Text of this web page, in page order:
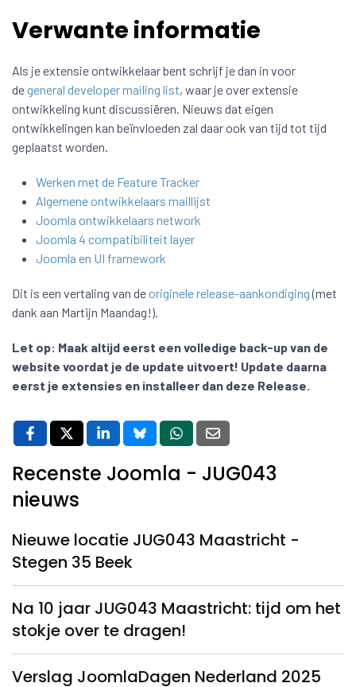
Verwante informatie
Als je extensie ontwikkelaar bent schrijf je dan in voor
degeneral developer mailing list, waar je over extensie
ontwikkeling kunt discussiëren. Nieuws dat eigen
ontwikkelingen kan beïnvloeden zal daar ook van tijd tot tijd
geplaatst worden.
Werken met de Feature Tracker
Algemene ontwikkelaars maillijst
Joomla ontwikkelaars network
Joomla 4 compatibiliteit layer
Joomla en UI framework
Dit is een vertaling van deoriginele release-aankondiging(met
dank aan Martijn Maandag!).
Let op: Maak altijd eerst een volledige back-up van de
website voordat je de update uitvoert! Update daarna
eerst je extensies en installeer dan deze Release.
Recenste Joomla - JUG043
nieuws
Nieuwe locatie JUG043 Maastricht -
Stegen 35 Beek
Na 10 jaar JUG043 Maastricht: tijd om het
stokje over te dragen!
Verslag JoomlaDagen Nederland 2025